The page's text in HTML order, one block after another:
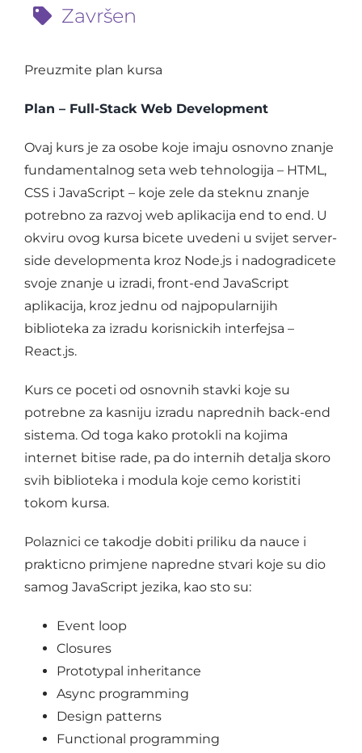
Završen
Preuzmite plan kursa
Plan – Full-Stack Web Development
Ovaj kurs je za osobe koje imaju osnovno znanje
fundamentalnog seta web tehnologija – HTML,
CSS i JavaScript – koje zele da steknu znanje
potrebno za razvoj web aplikacija end to end. U
okviru ovog kursa bicete uvedeni u svijet server-
side developmenta kroz Node.js i nadogradicete
svoje znanje u izradi, front-end JavaScript
aplikacija, kroz jednu od najpopularnijih
biblioteka za izradu korisnickih interfejsa –
React.js.
Kurs ce poceti od osnovnih stavki koje su
potrebne za kasniju izradu naprednih back-end
sistema. Od toga kako protokli na kojima
internet bitise rade, pa do internih detalja skoro
svih biblioteka i modula koje cemo koristiti
tokom kursa.
Polaznici ce takodje dobiti priliku da nauce i
prakticno primjene napredne stvari koje su dio
samog JavaScript jezika, kao sto su:
Event loop
Closures
Prototypal inheritance
Async programming
Design patterns
Functional programming